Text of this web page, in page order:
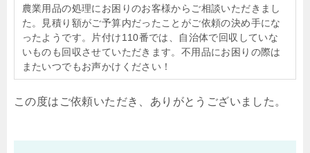
農業用品の処理にお困りのお客様からご相談いただきまし
た。見積り額がご予算内だったことがご依頼の決め手にな
ったようです。片付け110番では、自治体で回収していな
いものも回収させていただきます。不用品にお困りの際は
またいつでもお声かけください！
この度はご依頼いただき、ありがとうございました。